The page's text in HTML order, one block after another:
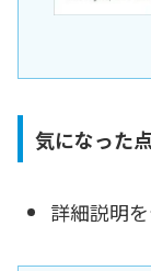
気になった点
詳細説明